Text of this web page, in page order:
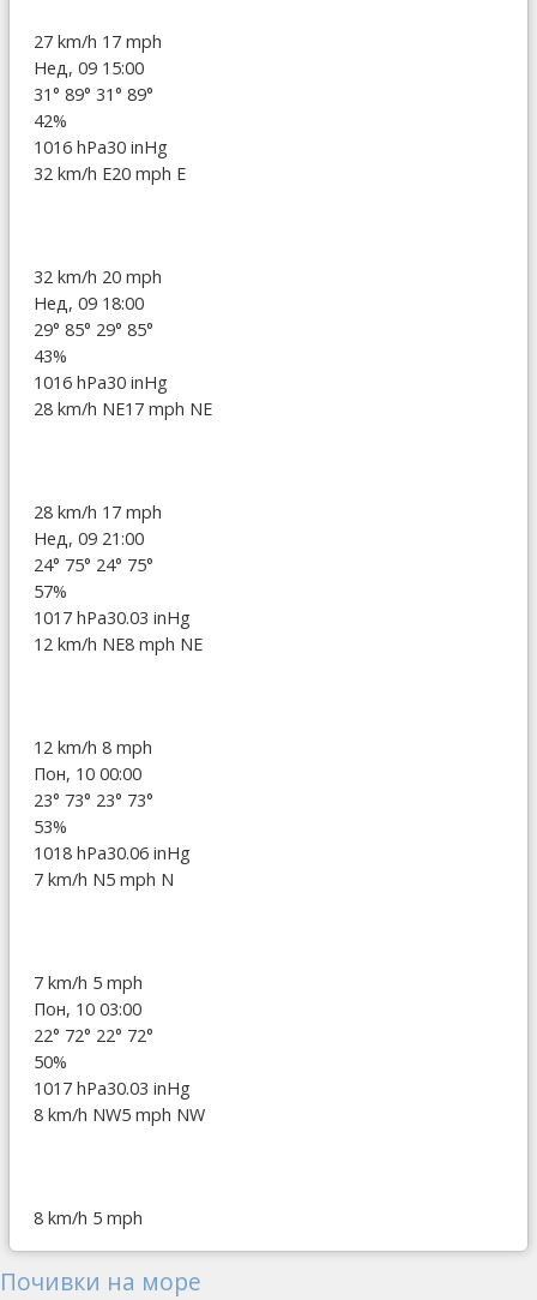
27 km/h 17 mph
Нед, 09 15:00
31° 89° 31° 89°
42%
1016 hPa30 inHg
32 km/h E20 mph E
32 km/h 20 mph
Нед, 09 18:00
29° 85° 29° 85°
43%
1016 hPa30 inHg
28 km/h NE17 mph NE
28 km/h 17 mph
Нед, 09 21:00
24° 75° 24° 75°
57%
1017 hPa30.03 inHg
12 km/h NE8 mph NE
12 km/h 8 mph
Пон, 10 00:00
23° 73° 23° 73°
53%
1018 hPa30.06 inHg
7 km/h N5 mph N
7 km/h 5 mph
Пон, 10 03:00
22° 72° 22° 72°
50%
1017 hPa30.03 inHg
8 km/h NW5 mph NW
8 km/h 5 mph
Почивки на море